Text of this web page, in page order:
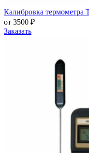
Калибровка
от 3500 ₽
Заказать